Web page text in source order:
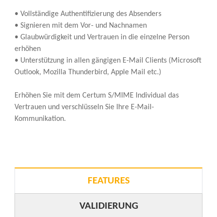
• Vollständige Authentifizierung des Absenders
• Signieren mit dem Vor- und Nachnamen
• Glaubwürdigkeit und Vertrauen in die einzelne Person
erhöhen
• Unterstützung in allen gängigen E-Mail Clients (Microsoft
Outlook, Mozilla Thunderbird, Apple Mail etc.)
Erhöhen Sie mit dem Certum S/MIME Individual das
Vertrauen und verschlüsseln Sie Ihre E-Mail-
Kommunikation.
FEATURES
VALIDIERUNG